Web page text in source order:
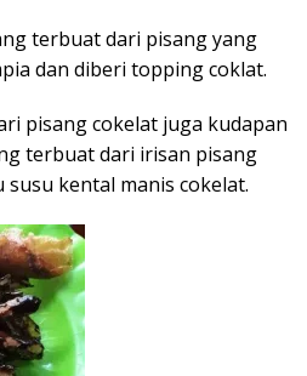
terbuat dari pisang yang
dan diberi topping coklat.
pisang cokelat juga kudapan
terbuat dari irisan pisang
kental manis cokelat.